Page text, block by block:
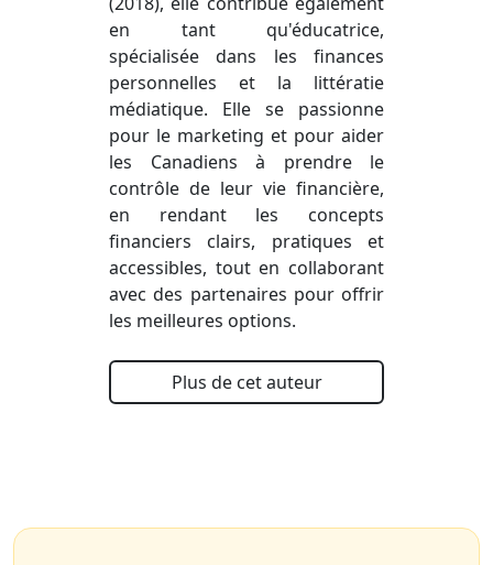
en tant qu'éducatrice,
spécialisée dans les finances
personnelles et la littératie
médiatique. Elle se passionne
pour le marketing et pour aider
les Canadiens à prendre le
contrôle de leur vie financière,
en rendant les concepts
financiers clairs, pratiques et
accessibles, tout en collaborant
avec des partenaires pour offrir
les meilleures options.
Plus de cet auteur